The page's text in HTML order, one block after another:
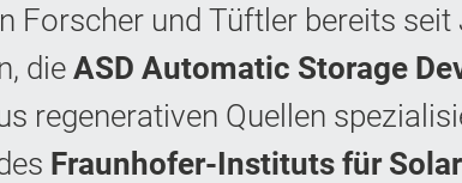
Forscher und Tüftler bereits
die ASD Automatic Storage
regenerativen Quellen
Fraunhofer-Instituts für